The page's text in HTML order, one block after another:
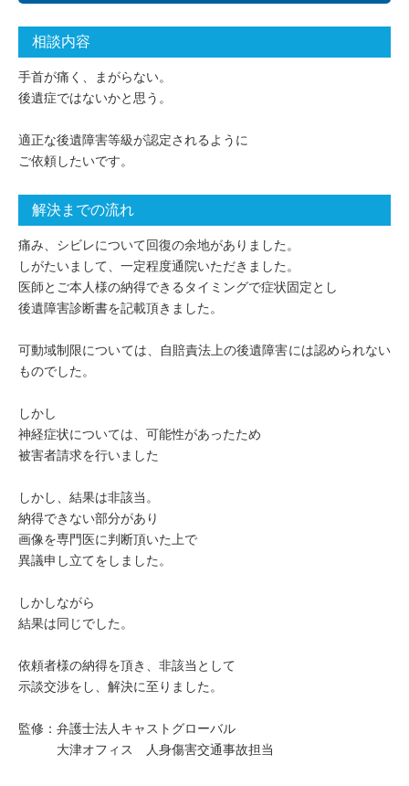
相談内容
手首が痛く、まがらない。
後遺症ではないかと思う。
適正な後遺障害等級が認定されるように
ご依頼したいです。
解決までの流れ
痛み、シビレについて回復の余地がありました。
しがたいまして、一定程度通院いただきました。
医師とご本人様の納得できるタイミングで症状固定とし
後遺障害診断書を記載頂きました。
可動域制限については、自賠責法上の後遺障害には認められない
ものでした。
しかし
神経症状については、可能性があったため
被害者請求を行いました
しかし、結果は非該当。
納得できない部分があり
画像を専門医に判断頂いた上で
異議申し立てをしました。
しかしながら
結果は同じでした。
依頼者様の納得を頂き、非該当として
示談交渉をし、解決に至りました。
監修：弁護士法人キャストグローバル
大津オフィス 人身傷害交通事故担当